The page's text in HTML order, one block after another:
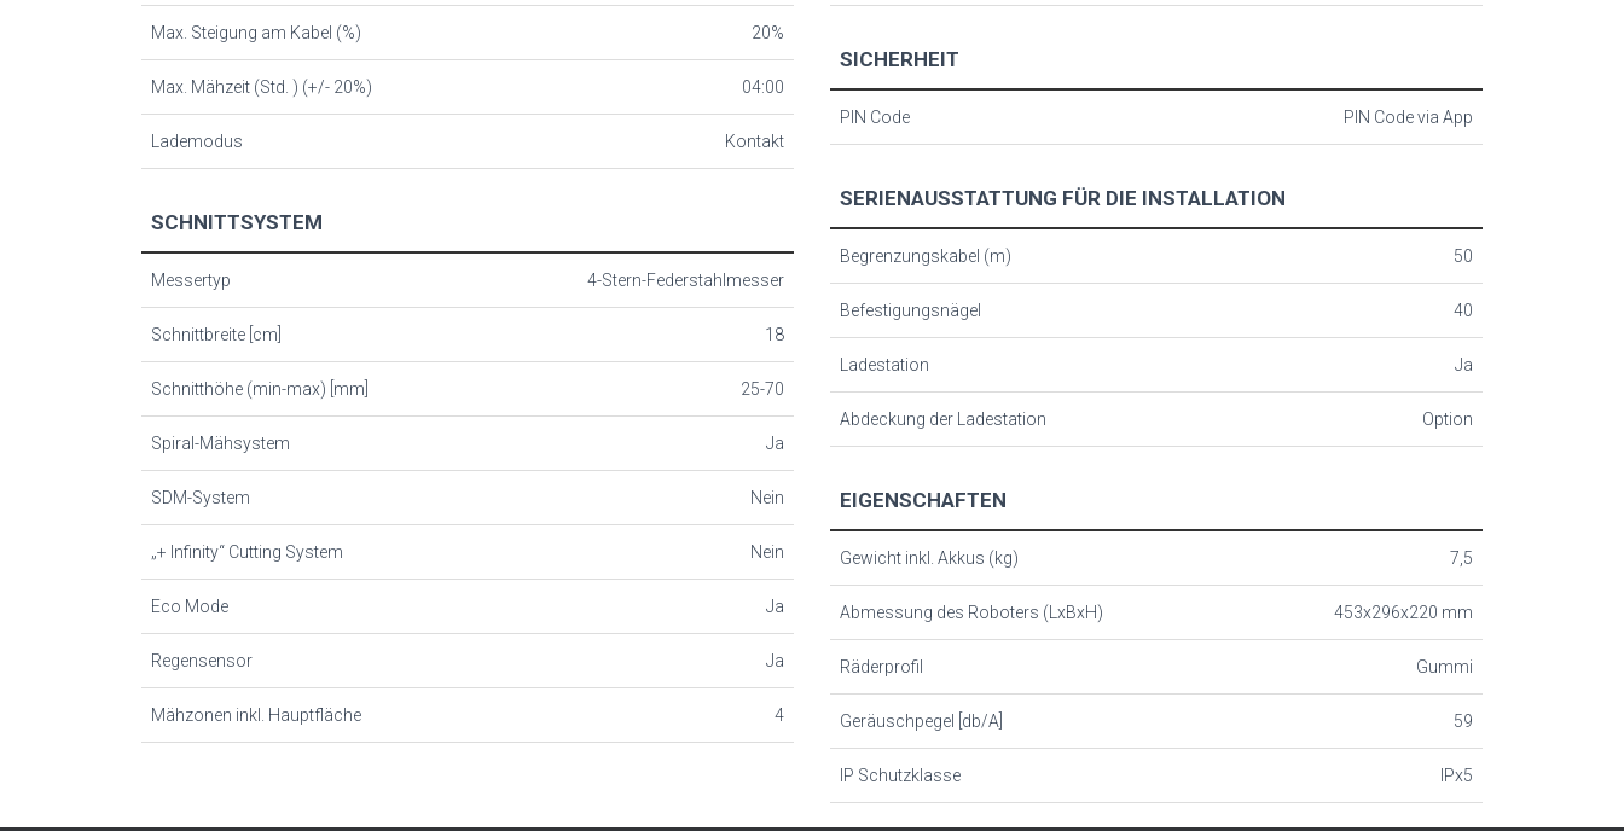
Max. Steigung am Kabel (%) 20%
Max. Mähzeit (Std. ) (+/- 20%) 04:00
Lademodus Kontakt
SCHNITTSYSTEM
Messertyp 4-Stern-Federstahlmesser
Schnittbreite [cm] 18
Schnitthöhe (min-max) [mm] 25-70
Spiral-Mähsystem Ja
SDM-System Nein
„+ Infinity“ Cutting System Nein
Eco Mode Ja
Regensensor Ja
Mähzonen inkl. Hauptfläche 4
SICHERHEIT
PIN Code PIN Code via App
SERIENAUSSTATTUNG FÜR DIE INSTALLATION
Begrenzungskabel (m) 50
Befestigungsnägel 40
Ladestation Ja
Abdeckung der Ladestation Option
EIGENSCHAFTEN
Gewicht inkl. Akkus (kg) 7,5
Abmessung des Roboters (LxBxH) 453x296x220 mm
Räderprofil Gummi
Geräuschpegel [db/A] 59
IP Schutzklasse IPx5